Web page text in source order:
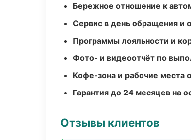
Бережное отношение к
Сервис в день обращения и
Программы лояльности и
Фото- и видеоотчёт по
Кофе-зона и рабочие места
Гарантия до 24 месяцев на
Отзывы клиентов